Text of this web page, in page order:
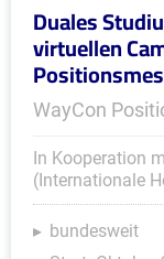
Duales
virtuellen
WayCon
In Kooperation
(Internationale
bundesweit